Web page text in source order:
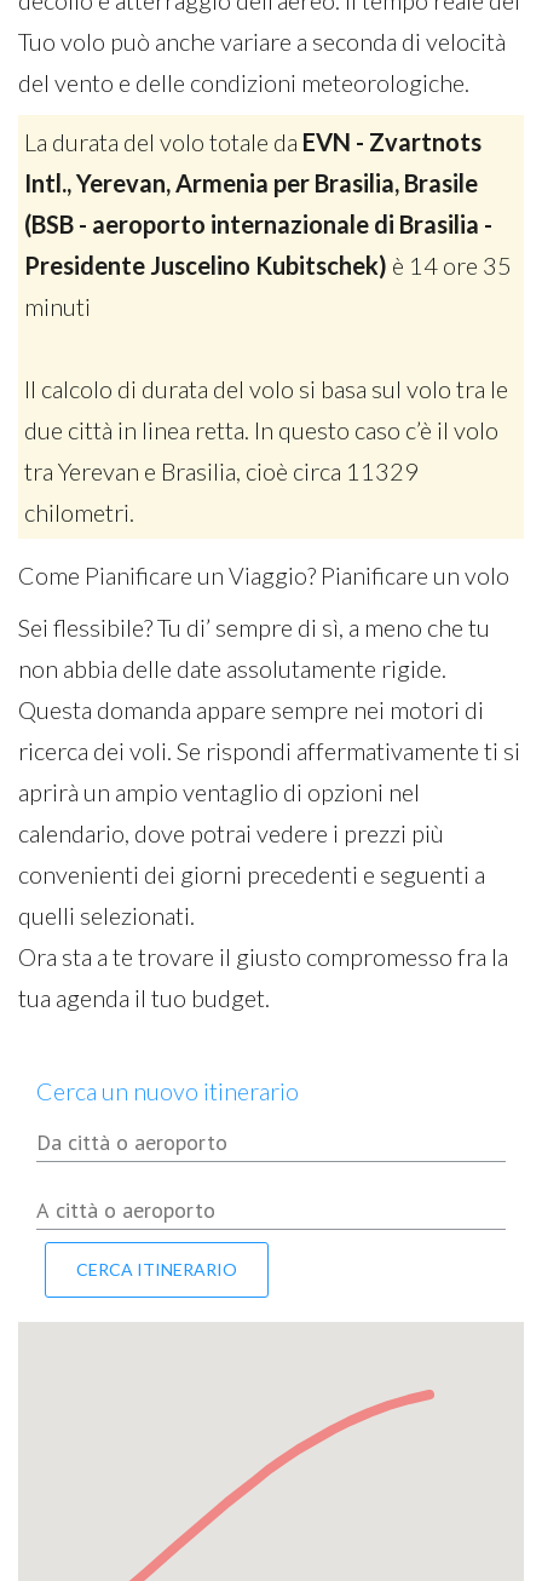
Tuo volo può anche variare a seconda di velocità
del vento e delle condizioni meteorologiche.
La durata del volo totale da EVN - Zvartnots
Intl., Yerevan, Armenia per Brasilia, Brasile
(BSB - aeroporto internazionale di Brasilia -
Presidente Juscelino Kubitschek) è 14 ore 35
minuti
Il calcolo di durata del volo si basa sul volo tra le
due città in linea retta. In questo caso c’è il volo
tra Yerevan e Brasilia, cioè circa 11329
chilometri.
Come Pianificare un Viaggio? Pianificare un volo
Sei flessibile? Tu di’ sempre di sì, a meno che tu
non abbia delle date assolutamente rigide.
Questa domanda appare sempre nei motori di
ricerca dei voli. Se rispondi affermativamente ti si
aprirà un ampio ventaglio di opzioni nel
calendario, dove potrai vedere i prezzi più
convenienti dei giorni precedenti e seguenti a
quelli selezionati.
Ora sta a te trovare il giusto compromesso fra la
tua agenda il tuo budget.
Cerca un nuovo itinerario